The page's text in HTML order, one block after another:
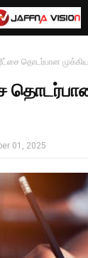
தொடர்பான முக்கிய
01, 2025